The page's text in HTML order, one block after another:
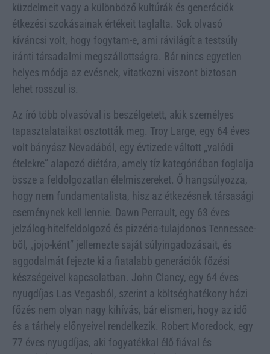
küzdelmeit vagy a különböző kultúrák és generációk
étkezési szokásainak értékeit taglalta. Sok olvasó
kíváncsi volt, hogy fogytam-e, ami rávilágít a testsúly
iránti társadalmi megszállottságra. Bár nincs egyetlen
helyes módja az evésnek, vitatkozni viszont biztosan
lehet rosszul is.
Az író több olvasóval is beszélgetett, akik személyes
tapasztalataikat osztották meg. Troy Large, egy 64 éves
volt bányász Nevadából, egy évtizede váltott „valódi
ételekre” alapozó diétára, amely tíz kategóriában foglalja
össze a feldolgozatlan élelmiszereket. Ő hangsúlyozza,
hogy nem fundamentalista, hisz az étkezésnek társasági
eseménynek kell lennie. Dawn Perrault, egy 63 éves
jelzálog-hitelfeldolgozó és pizzéria-tulajdonos Tennessee-
ből, „jojo-ként” jellemezte saját súlyingadozásait, és
aggodalmát fejezte ki a fiatalabb generációk főzési
készségeivel kapcsolatban. John Clancy, egy 64 éves
nyugdíjas Las Vegasból, szerint a költséghatékony házi
főzés nem olyan nagy kihívás, bár elismeri, hogy az idő
és a tárhely előnyeivel rendelkezik. Robert Moredock, egy
77 éves nyugdíjas, aki fogyatékkal élő fiával és